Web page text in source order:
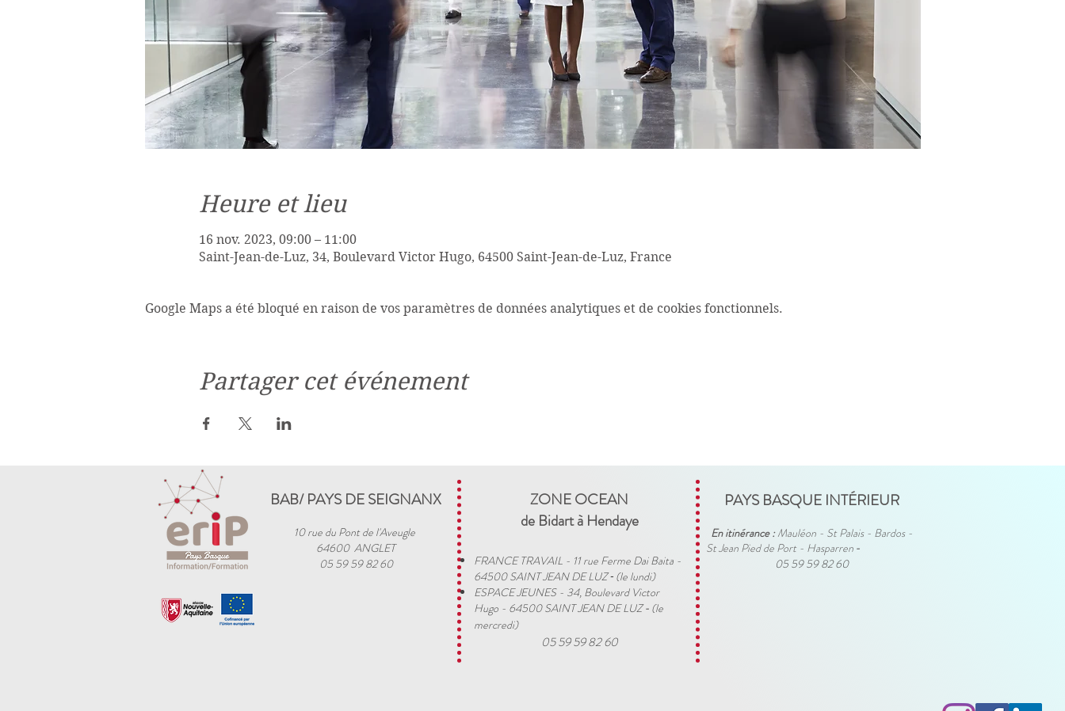
Heure et lieu
16 nov. 2023, 09:00 – 11:00
Saint-Jean-de-Luz, 34, Boulevard Victor Hugo, 64500 Saint-Jean-de-Luz, France
Google Maps a été bloqué en raison de vos paramètres de données analytiques et de cookies fonctionnels.
Partager cet événement
BAB/ PAYS DE SEIGNANX
10 rue du Pont de l'Aveugle
64600 ANGLET
05 59 59 82 60
ZONE OCEAN
de Bidart à Hendaye​
FRANCE TRAVAIL - 11 rue Ferme Dai Baita -
64500 SAINT JEAN DE LUZ​ - (le lundi)
ESPACE JEUNES - 34, Boulevard Victor
Hugo - 64500 SAINT JEAN DE LUZ- (le
mercredi)
05 59 59 82 60
PAYS BASQUE INTÉRIEUR
En itinérance :Mauléon - St Palais - Bardos -
St Jean Pied de Port - Hasparren -
05 59 59 82 60